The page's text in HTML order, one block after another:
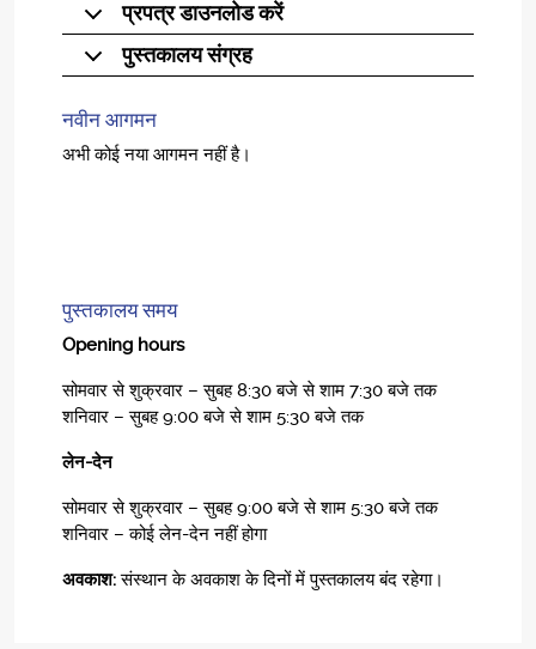
प्रपत्र डाउनलोड करें
पुस्तकालय संग्रह
नवीन आगमन
अभी कोई नया आगमन नहीं है।
पुस्तकालय समय
Opening hours
सोमवार से शुक्रवार – सुबह 8:30 बजे से शाम 7:30 बजे तक
शनिवार – सुबह 9:00 बजे से शाम 5:30 बजे तक
लेन-देन
सोमवार से शुक्रवार – सुबह 9:00 बजे से शाम 5:30 बजे तक
शनिवार – कोई लेन-देन नहीं होगा
अवकाश:संस्थान के अवकाश के दिनों में पुस्तकालय बंद रहेगा।